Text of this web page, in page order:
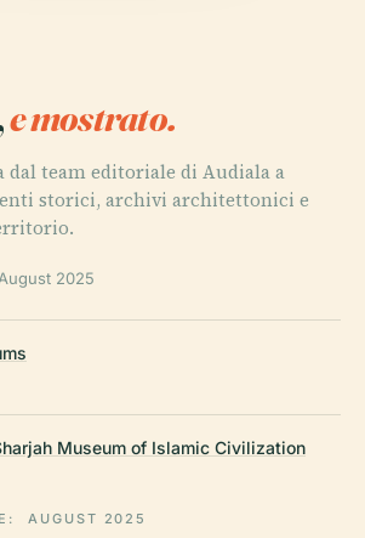
e mostrato.
dal team editoriale di Audiala a
storici, archivi architettonici e
2025
Museum of Islamic Civilization
AUGUST 2025